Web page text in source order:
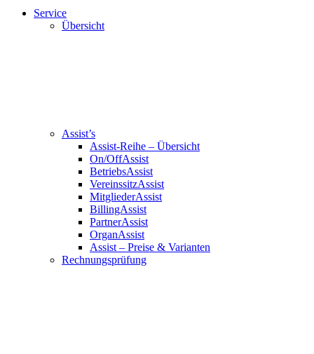
Service
Übersicht
Assist’s
Assist-Reihe – Übersicht
On/OffAssist
BetriebsAssist
VereinssitzAssist
MitgliederAssist
BillingAssist
PartnerAssist
OrganAssist
Assist – Preise & Varianten
Rechnungsprüfung